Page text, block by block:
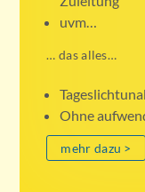
uvm…
Ohne
mehr dazu >